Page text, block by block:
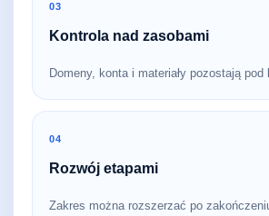
03
Kontrola nad zasobami
Domeny, konta i materiały pozostają
04
Rozwój etapami
Zakres można rozszerzać po